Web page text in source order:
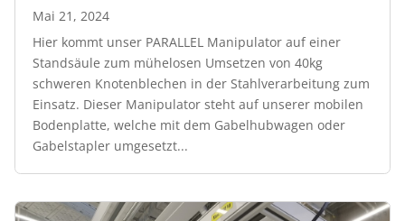
Mai 21, 2024
Hier kommt unser PARALLEL Manipulator auf einer
Standsäule zum mühelosen Umsetzen von 40kg
schweren Knotenblechen in der Stahlverarbeitung zum
Einsatz. Dieser Manipulator steht auf unserer mobilen
Bodenplatte, welche mit dem Gabelhubwagen oder
Gabelstapler umgesetzt...